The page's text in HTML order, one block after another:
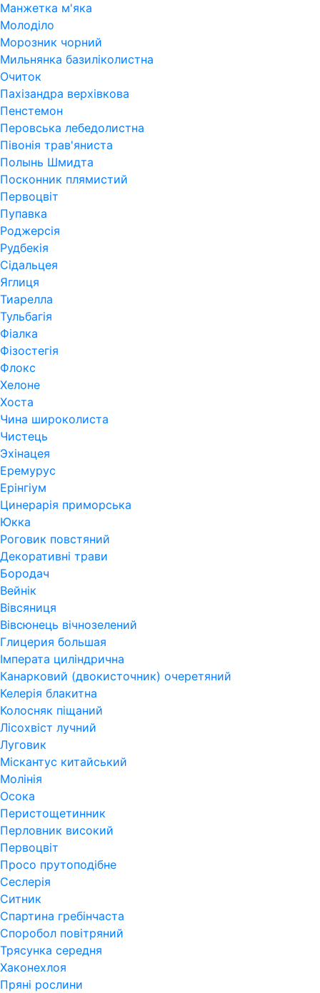
Манжетка м'яка
Молоділо
Морозник чорний
Мильнянка базиліколистна
Очиток
Пахізандра верхівкова
Пенстемон
Перовська лебедолистна
Півонія трав'яниста
Полынь Шмидта
Посконник плямистий
Первоцвіт
Пупавка
Роджерсія
Рудбекія
Сідальцея
Яглиця
Тиарелла
Тульбагія
Фіалка
Фізостегія
Флокс
Хелоне
Хоста
Чина широколиста
Чистець
Эхінацея
Еремурус
Ерінгіум
Цинерарія приморська
Юкка
Роговик повстяний
Декоративні трави
Бородач
Вейнік
Вівсяниця
Вівсюнець вічнозелений
Глицерия большая
Імперата циліндрична
Канарковий (двокисточник) очеретяний
Келерія блакитна
Колосняк піщаний
Лісохвіст лучний
Луговик
Міскантус китайський
Молінія
Осока
Перистощетинник
Перловник високий
Первоцвіт
Просо прутоподібне
Сеслерія
Ситник
Спартина гребінчаста
Споробол повітряний
Трясунка середня
Хаконехлоя
Пряні рослини